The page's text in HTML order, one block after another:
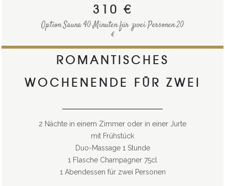
310 €
Option Sauna 40 Minuten für zwei Personen 20
€
ROMANTISCHES
WOCHENENDE FÜR ZWEI
2 Nächte in einem Zimmer oder in einer Jurte
mit Frühstück
Duo-Massage 1 Stunde
1 Flasche Champagner 75cl
1 Abendessen für zwei Personen